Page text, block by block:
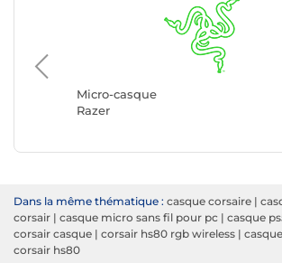
Micro-casque
Razer
Dans la même thématique : casque corsaire |
corsair | casque micro sans fil pour pc | casque
corsair casque | corsair hs80 rgb wireless |
corsair hs80